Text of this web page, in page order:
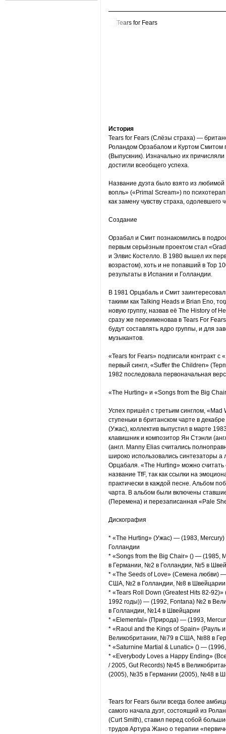
История
Tears for Fears (Слёзы страха) —
Роландом Орзабалом и Куртом Смитом
(Выпускник). Изначально их
достигли всеобщего успеха.
Название дуэта было взято из
вопль» («Primal Scream») по
как замену чувству страха,
Создание
Орзабал и Смит познакомились в
первым серьёзным проектом стал
и Элвис Костелло. В 1980 вышел их
возрастом), хоть и не попавший в Top
результаты в Испании и Голландии.
В 1981 Орцабаль и Смит
такими как Talking Heads и Brian Eno,
новую группу, назвав её The History of
сразу же переименовав в Tears For
будут составлять ядро группы, и для
музыкантов.
«Tears for Fears» подписали контракт
первый сингл, «Suffer the Children»
1982 последовала первоначальная
«The Hurting» и «Songs from the Big
Успех пришёл с третьим синглом,
ступеньки в британском чарте в
(Ужас), коллектив выпустил в марте
клавишник и композитор Ян Стэнли
(англ. Manny Elias считались
широко использовались синтезаторы
Орцабаля. «The Hurting» можно
название TfF, так как ссылки на
практически в каждой песне. Альбом
чарта. В альбом были включены
(Перемена) и перезаписанная «Pale
Дискография
* «The Hurting» (Ужас) — (1983,
Голландии
* «Songs from the Big Chair» () —
в Германии, №2 в Голландии, №5 в
* «The Seeds of Love» (Семена любви)
США, №2 в Голландии, №8 в Швейцарии
* «Tears Roll Down (Greatest Hits 82-
1992 годы)) — (1992, Fontana) №2 в
в Голландии, №14 в Швейцарии
* «Elemental» (Природа) — (1993,
* «Raoul and the Kings of Spain»
Великобритании, №79 в США, №88 в
* «Saturnine Martial & Lunatic» () —
* «Everybody Loves a Happy Ending»
/ 2005, Gut Records) №45 в
(2005), №35 в Германии (2005), №48 в
Tears for Fears были всегда более
самого начала дуэт, состоящий из
(Curt Smith), ставил перед собой
трудов Артура Жано о терапии